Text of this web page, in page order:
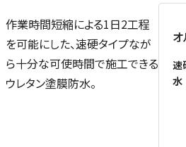
作業時間短縮による1日2工程
を可能にした、速硬タイプなが
ら十分な可使時間で施工できる
ウレタン塗膜防水。
速
水